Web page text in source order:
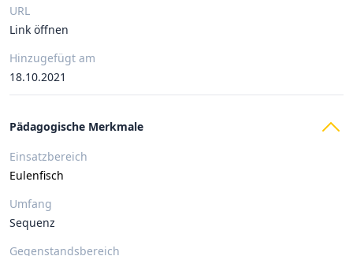
URL
Link öffnen
Hinzugefügt am
18.10.2021
Pädagogische Merkmale
Einsatzbereich
Eulenfisch
Umfang
Sequenz
Gegenstandsbereich